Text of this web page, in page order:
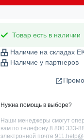
Товар есть в наличии
Наличие на складах
Наличие у партнеров
Нужна помощь в выборе?
Наши менеджеры смогут
вам по телефону 8 800 333-
электронной почте